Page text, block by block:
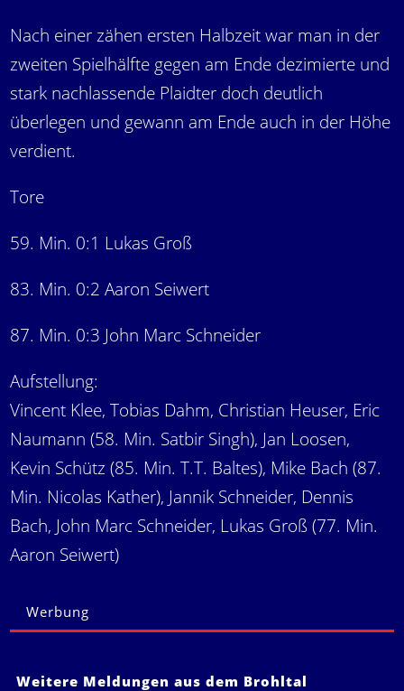
Nach einer zähen ersten Halbzeit war man in der
zweiten Spielhälfte gegen am Ende dezimierte und
stark nachlassende Plaidter doch deutlich
überlegen und gewann am Ende auch in der Höhe
verdient.
Tore
59. Min. 0:1 Lukas Groß
83. Min. 0:2 Aaron Seiwert
87. Min. 0:3 John Marc Schneider
Aufstellung:
Vincent Klee, Tobias Dahm, Christian Heuser, Eric
Naumann (58. Min. Satbir Singh), Jan Loosen,
Kevin Schütz (85. Min. T.T. Baltes), Mike Bach (87.
Min. Nicolas Kather), Jannik Schneider, Dennis
Bach, John Marc Schneider, Lukas Groß (77. Min.
Aaron Seiwert)
Werbung
Weitere Meldungen aus dem Brohltal